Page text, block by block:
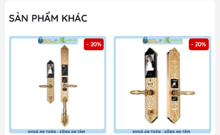
SẢN PHẨM KHÁC
- 20% - 20%